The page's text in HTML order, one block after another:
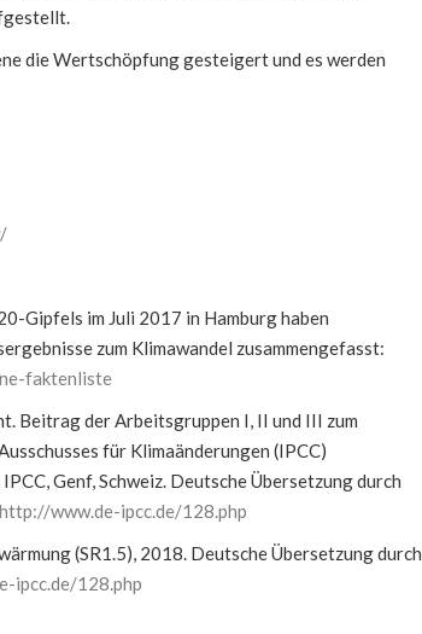
die Wertschöpfung gesteigert und es werden
Gipfels im Juli 2017 in Hamburg haben
zum Klimawandel zusammengefasst:
faktenliste
Beitrag der Arbeitsgruppen I, II und III zum
für Klimaänderungen (IPCC)
Genf, Schweiz. Deutsche Übersetzung durch
http://www.de-ipcc.de/128.php
(SR1.5), 2018. Deutsche Übersetzung durch
ipcc.de/128.php